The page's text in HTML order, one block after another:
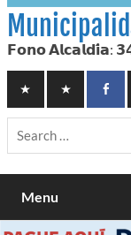
𝗙𝗼𝗻𝗼 𝗔𝗹𝗰𝗮𝗹𝗱𝗶́𝗮:
Menu